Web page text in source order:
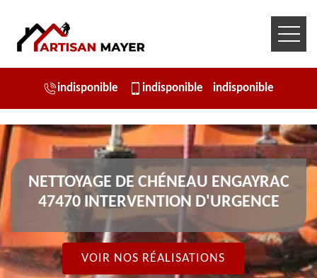
indisponible indisponible indisponible
NETTOYAGE DE CHÉNEAU ENGAYRAC
47470 INTERVENTION D'URGENCE
VOIR NOS RÉALISATIONS